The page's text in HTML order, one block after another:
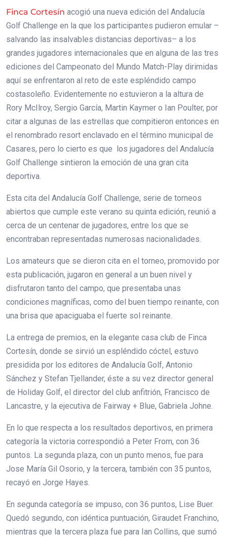
Finca Cortesín acogió una nueva edición del Andalucía
Golf Challenge en la que los participantes pudieron emular –
salvando las insalvables distancias deportivas– a los
grandes jugadores internacionales que en alguna de las tres
ediciones del Campeonato del Mundo Match-Play dirimidas
aquí se enfrentaron al reto de este espléndido campo
costasoleño. Evidentemente no estuvieron a la altura de
Rory McIlroy, Sergio García, Martin Kaymer o Ian Poulter, por
citar a algunas de las estrellas que compitieron entonces en
el renombrado resort enclavado en el término municipal de
Casares, pero lo cierto es que los jugadores del Andalucía
Golf Challenge sintieron la emoción de una gran cita
deportiva.
Esta cita del Andalucía Golf Challenge, serie de torneos
abiertos que cumple este verano su quinta edición, reunió a
cerca de un centenar de jugadores, entre los que se
encontraban representadas numerosas nacionalidades.
Los amateurs que se dieron cita en el torneo, promovido por
esta publicación, jugaron en general a un buen nivel y
disfrutaron tanto del campo, que presentaba unas
condiciones magníficas, como del buen tiempo reinante, con
una brisa que apaciguaba el fuerte sol reinante.
La entrega de premios, en la elegante casa club de Finca
Cortesín, donde se sirvió un espléndido cóctel, estuvo
presidida por los editores de Andalucía Golf, Antonio
Sánchez y Stefan Tjellander, éste a su vez director general
de Holiday Golf, el director del club anfitrión, Francisco de
Lancastre, y la ejecutiva de Fairway + Blue, Gabriela Johne.
En lo que respecta a los resultados deportivos, en primera
categoría la victoria correspondió a Peter From, con 36
puntos. La segunda plaza, con un punto menos, fue para
Jose María Gil Osorio, y la tercera, también con 35 puntos,
recayó en Jorge Hayes.
En segunda categoría se impuso, con 36 puntos, Lise Buer.
Quedó segundo, con idéntica puntuación, Giraudet Franchino,
mientras que la tercera plaza fue para Ian Collins, que sumó